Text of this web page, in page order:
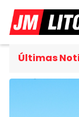
Últimas
de